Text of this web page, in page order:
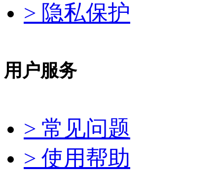
> 隐私保护
用户服务
> 常见问题
> 使用帮助